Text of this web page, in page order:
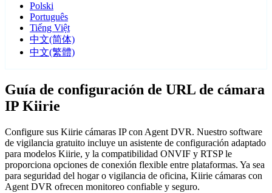
Polski
Português
Tiếng Việt
中文(简体)
中文(繁體)
Guía de configuración de URL de cámara
IP Kiirie
Configure sus Kiirie cámaras IP con Agent DVR. Nuestro software
de vigilancia gratuito incluye un asistente de configuración adaptado
para modelos Kiirie, y la compatibilidad ONVIF y RTSP le
proporciona opciones de conexión flexible entre plataformas. Ya sea
para seguridad del hogar o vigilancia de oficina, Kiirie cámaras con
Agent DVR ofrecen monitoreo confiable y seguro.